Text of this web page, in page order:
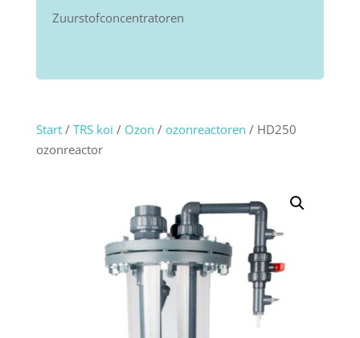
Zuurstofconcentratoren
Start/ TRS koi / Ozon / ozonreactoren / HD250
ozonreactor